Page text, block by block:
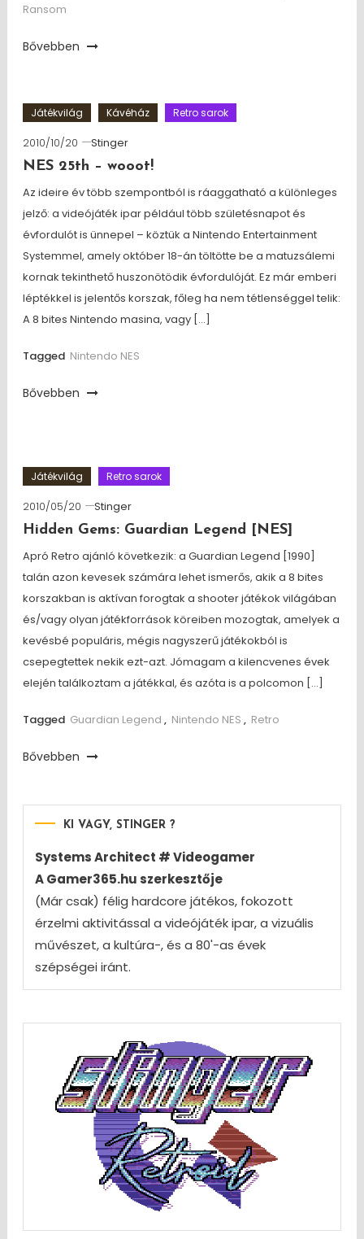
Ransom
Bővebben
Játékvilág Kávéház Retro sarok
2010/10/20
Stinger
NES 25th – wooot!
Az ideire év több szempontból is ráaggatható a különleges
jelző: a videójáték ipar például több születésnapot és
évfordulót is ünnepel – köztük a Nintendo Entertainment
Systemmel, amely október 18-án töltötte be a matuzsálemi
kornak tekinthető huszonötödik évfordulóját. Ez már emberi
léptékkel is jelentős korszak, főleg ha nem tétlenséggel telik:
A 8 bites Nintendo masina, vagy […]
Tagged Nintendo NES
Bővebben
Játékvilág Retro sarok
2010/05/20
Stinger
Hidden Gems: Guardian Legend [NES]
Apró Retro ajánló következik: a Guardian Legend [1990]
talán azon kevesek számára lehet ismerős, akik a 8 bites
korszakban is aktívan forogtak a shooter játékok világában
és/vagy olyan játékforrások köreiben mozogtak, amelyek a
kevésbé populáris, mégis nagyszerű játékokból is
csepegtettek nekik ezt-azt. Jómagam a kilencvenes évek
elején találkoztam a játékkal, és azóta is a polcomon […]
Tagged Guardian Legend , Nintendo NES , Retro
Bővebben
KI VAGY, STINGER ?
Systems Architect # Videogamer
A Gamer365.hu szerkesztője
(Már csak) félig hardcore játékos, fokozott
érzelmi aktivitással a videójáték ipar, a vizuális
művészet, a kultúra-, és a 80'-as évek
szépségei iránt.